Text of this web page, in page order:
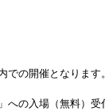
の開催となります
の入場（無料）受